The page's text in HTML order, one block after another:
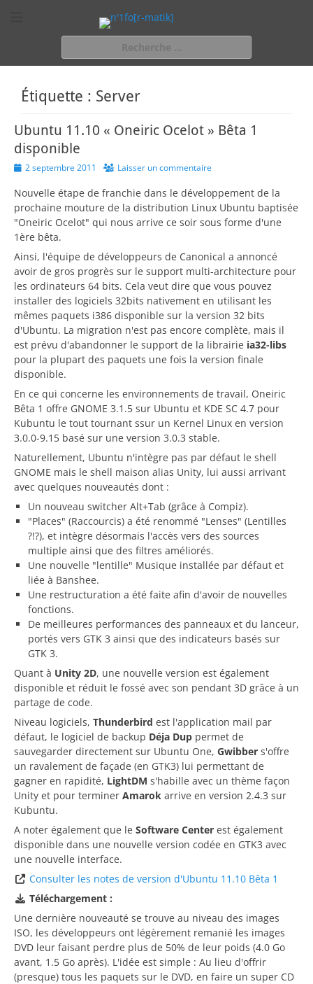
n'1fo[r-matik]
Pour les nymphos d'infos en info…
Étiquette : Server
Ubuntu 11.10 « Oneiric Ocelot » Bêta 1
disponible
Posted
2 septembre 2011 Laisser un commentaire
Nouvelle étape de franchie dans le développement de la
prochaine mouture de la distribution Linux Ubuntu baptisée
"Oneiric Ocelot" qui nous arrive ce soir sous forme d'une
1ère bêta.
Ainsi, l'équipe de développeurs de Canonical a annoncé
avoir de gros progrès sur le support multi-architecture pour
les ordinateurs 64 bits. Cela veut dire que vous pouvez
installer des logiciels 32bits nativement en utilisant les
mêmes paquets i386 disponible sur la version 32 bits
d'Ubuntu. La migration n'est pas encore complète, mais il
est prévu d'abandonner le support de la librairie ia32-libs
pour la plupart des paquets une fois la version finale
disponible.
En ce qui concerne les environnements de travail, Oneiric
Bêta 1 offre GNOME 3.1.5 sur Ubuntu et KDE SC 4.7 pour
Kubuntu le tout tournant ssur un Kernel Linux en version
3.0.0-9.15 basé sur une version 3.0.3 stable.
Naturellement, Ubuntu n'intègre pas par défaut le shell
GNOME mais le shell maison alias Unity, lui aussi arrivant
avec quelques nouveautés dont :
Un nouveau switcher Alt+Tab (grâce à Compiz).
"Places" (Raccourcis) a été renommé "Lenses" (Lentilles
?!?), et intègre désormais l'accès vers des sources
multiple ainsi que des filtres améliorés.
Une nouvelle "lentille" Musique installée par défaut et
liée à Banshee.
Une restructuration a été faite afin d'avoir de nouvelles
fonctions.
De meilleures performances des panneaux et du lanceur,
portés vers GTK 3 ainsi que des indicateurs basés sur
GTK 3.
Quant à Unity 2D, une nouvelle version est également
disponible et réduit le fossé avec son pendant 3D grâce à un
partage de code.
Niveau logiciels, Thunderbird est l'application mail par
défaut, le logiciel de backup Déja Dup permet de
sauvegarder directement sur Ubuntu One, Gwibber s'offre
un ravalement de façade (en GTK3) lui permettant de
gagner en rapidité, LightDM s'habille avec un thème façon
Unity et pour terminer Amarok arrive en version 2.4.3 sur
Kubuntu.
A noter également que le Software Center est également
disponible dans une nouvelle version codée en GTK3 avec
une nouvelle interface.
Consulter les notes de version d'Ubuntu 11.10 Bêta 1
Téléchargement :
Une dernière nouveauté se trouve au niveau des images
ISO, les développeurs ont légèrement remanié les images
DVD leur faisant perdre plus de 50% de leur poids (4.0 Go
avant, 1.5 Go après). L'idée est simple : Au lieu d'offrir
(presque) tous les paquets sur le DVD, en faire un super CD